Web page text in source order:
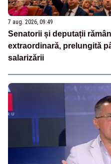
7 aug. 2026, 09:49
Senatorii și deputații
extraordinară, prelungită
salarizării